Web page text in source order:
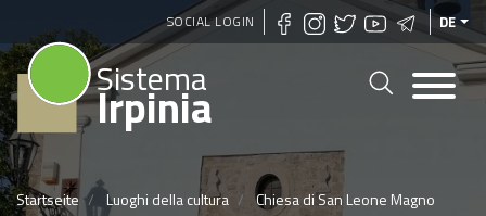
Direkt
zum
SOCIAL LOGIN DE
Sistema
Irpinia
Startseite Luoghi della cultura Chiesa di San Leone Magno